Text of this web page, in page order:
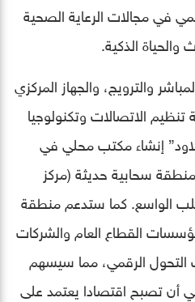
في مجالات الرعاية الصحية
والحياة الذكية.
والترويج، والجهاز المركزي
تنظيم الاتصالات وتكنولوجيا
إنشاء مكتب محلي في
سحابية حديثة (مركز
الواسع. كما ستدعم منطقة
القطاع العام والشركات
التحول الرقمي، مما سيسهم
تصبح اقتصادا يعتمد على